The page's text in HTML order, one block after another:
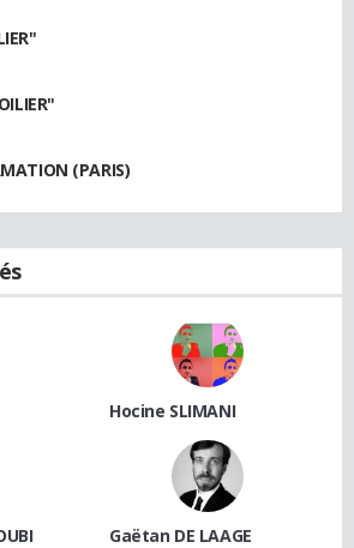
(PARIS)
Hocine SLIMANI
Gaëtan DE LAAGE